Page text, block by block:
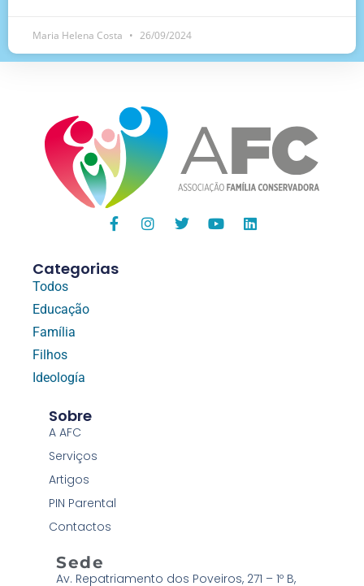
Maria Helena Costa 26/09/2024
Categorias
Todos
Educação
Família
Filhos
Ideología
Sobre
A AFC
Serviços
Artigos
PIN Parental
Contactos
Sede
Av. Repatriamento dos Poveiros, 271 – 1º B,